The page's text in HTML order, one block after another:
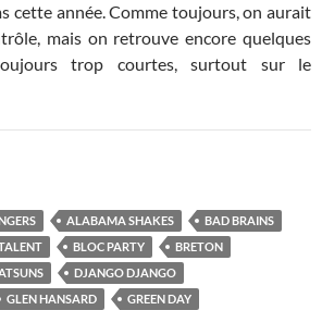
cette année. Comme toujours, on aurait
mais on retrouve encore quelques
trop courtes, surtout sur le
ALABAMA SHAKES
BAD BRAINS
BLOC PARTY
BRETON
DJANGO DJANGO
GLEN HANSARD
GREEN DAY